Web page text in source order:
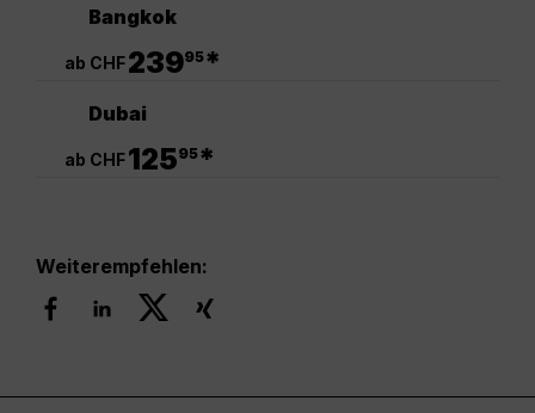
Bangkok
ab CHF23995*
Dubai
ab CHF12595*
Weiterempfehlen: